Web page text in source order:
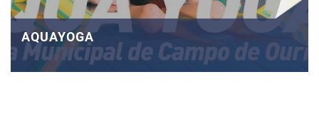
AQUAYOGA